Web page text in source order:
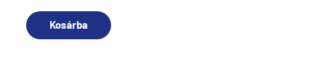
Kosárba